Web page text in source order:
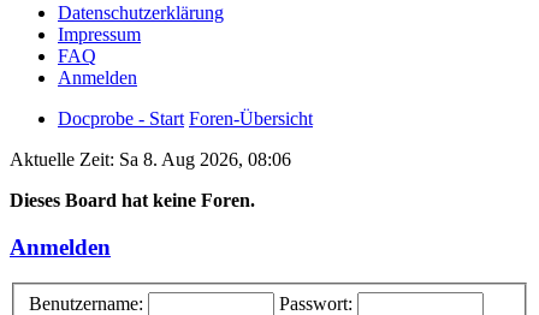
Datenschutzerklärung
Impressum
FAQ
Anmelden
Docprobe - Start Foren-Übersicht
Aktuelle Zeit: Sa 8. Aug 2026, 08:06
Dieses Board hat keine Foren.
Anmelden
Benutzername:
Passwort: